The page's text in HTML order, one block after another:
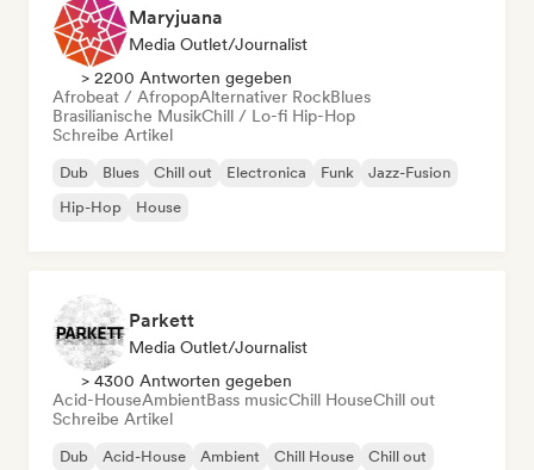
Maryjuana
Media Outlet/Journalist
> 2200 Antworten gegeben
Afrobeat / AfropopAlternativer RockBlues
Brasilianische MusikChill / Lo-fi Hip-Hop
Schreibe Artikel
Dub Blues Chill out Electronica Funk
Jazz-Fusion
Hip-Hop
House
Parkett
Media Outlet/Journalist
> 4300 Antworten gegeben
Acid-HouseAmbientBass musicChill HouseChill out
Schreibe Artikel
Dub Acid-House Ambient Chill House
Chill out